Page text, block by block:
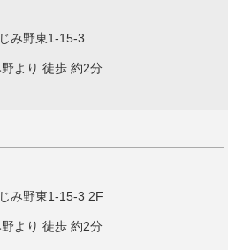
み野東1-15-3
より 徒歩 約2分
み野東1-15-3 2F
より 徒歩 約2分